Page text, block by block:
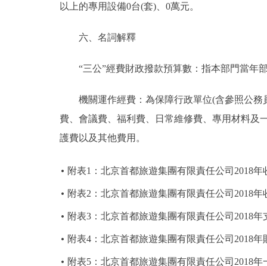
以上的專用設備0台(套)、0萬元。
六、名詞解釋
“三公”經費財政撥款預算數：指本部門當年部
機關運作經費：為保障行政單位(含參照公務
費、會議費、福利費、日常維修費、專用材料及
護費以及其他費用。
附表1：北京首都旅遊集團有限責任公司2018年
附表2：北京首都旅遊集團有限責任公司2018年
附表3：北京首都旅遊集團有限責任公司2018年
附表4：北京首都旅遊集團有限責任公司2018
附表5：北京首都旅遊集團有限責任公司2018